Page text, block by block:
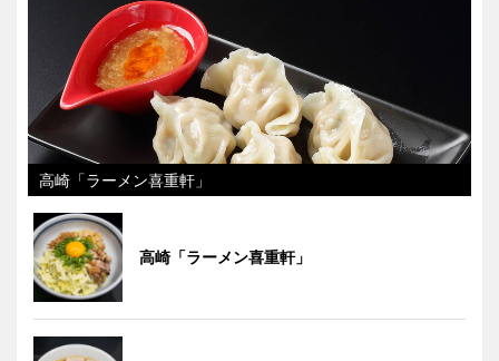
高崎「ラーメン喜重軒」
高崎「ラーメン喜重軒」